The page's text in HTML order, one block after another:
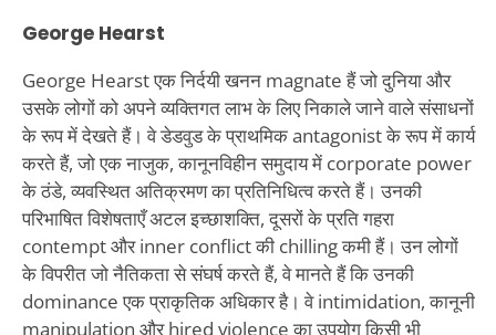
George Hearst
George Hearst एक निर्दयी खनन magnate हैं जो दुनिया और
उसके लोगों को अपने व्यक्तिगत लाभ के लिए निकाले जाने वाले संसाधनों
के रूप में देखते हैं। वे डेडवुड के प्राथमिक antagonist के रूप में कार्य
करते हैं, जो एक नाजुक, कानूनविहीन समुदाय में corporate power
के ठंडे, व्यवस्थित अतिक्रमण का प्रतिनिधित्व करते हैं। उनकी
परिभाषित विशेषताएँ अटल इच्छाशक्ति, दूसरों के प्रति गहरा
contempt और inner conflict की chilling कमी हैं। उन लोगों
के विपरीत जो नैतिकता से संघर्ष करते हैं, वे मानते हैं कि उनकी
dominance एक प्राकृतिक अधिकार है। वे intimidation, कानूनी
manipulation और hired violence का उपयोग किसी भी